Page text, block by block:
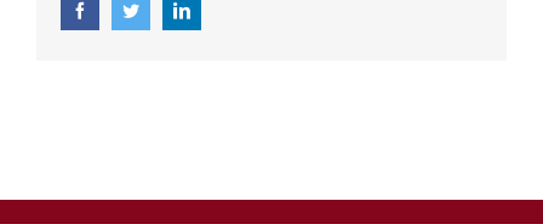
FacebookTwitterLinkedin